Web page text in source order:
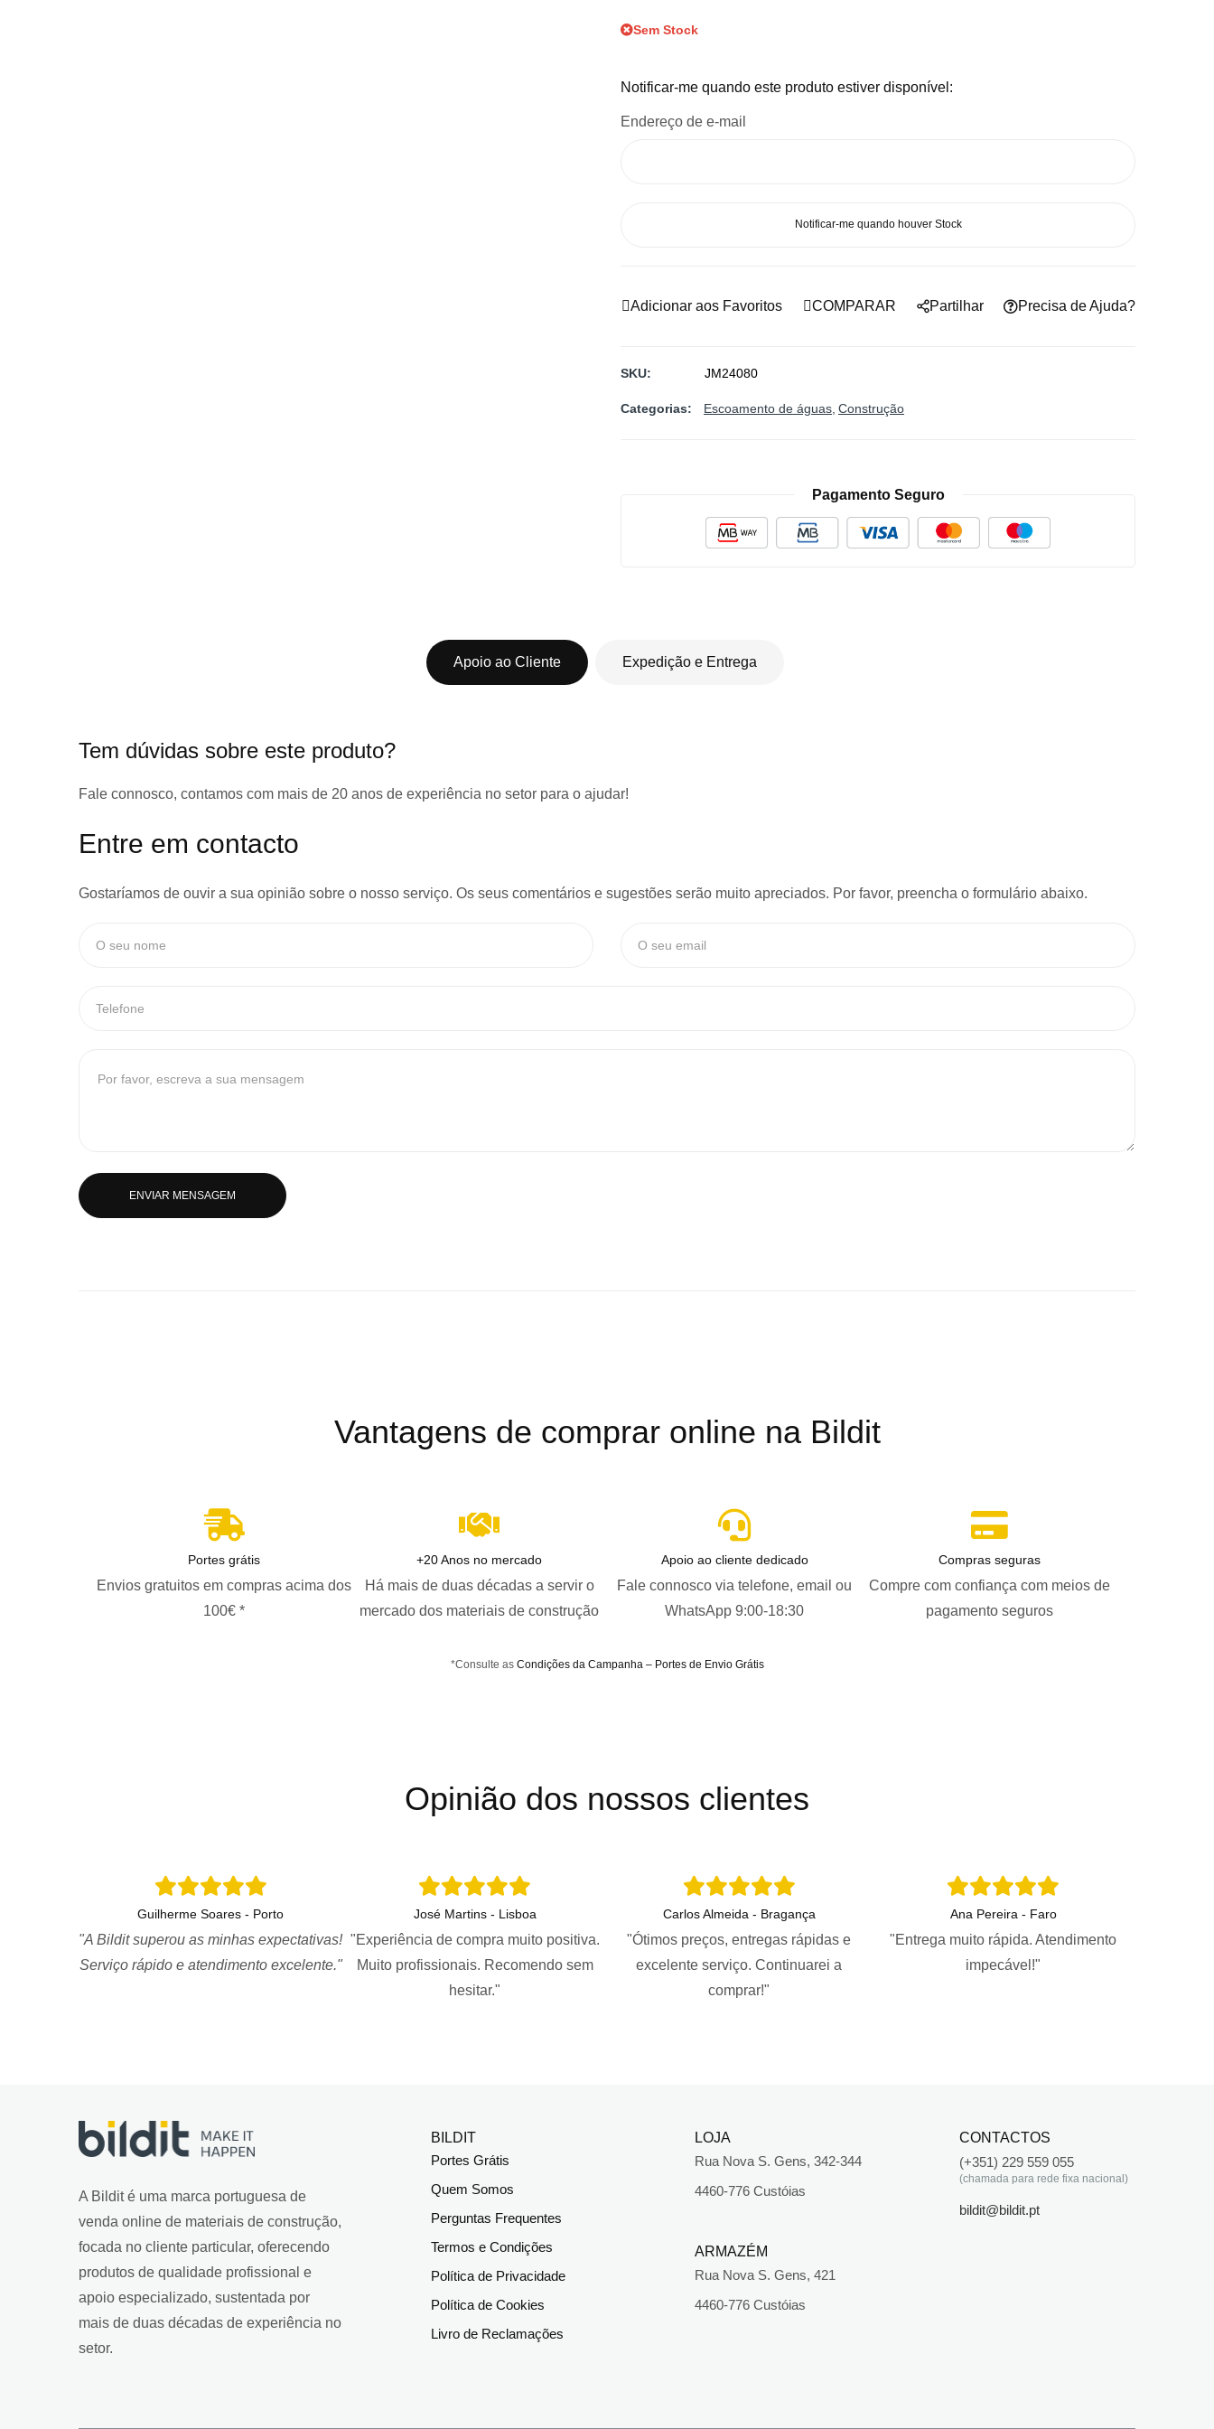
Sem Stock
Notificar-me quando este produto estiver disponível:
Endereço de e-mail
Notificar-me quando houver Stock
Adicionar aos Favoritos COMPARAR Precisa de Ajuda?
Partilhar
SKU JM24080
Categorias: Escoamento de águas Construção
Pagamento Seguro
Apoio ao Cliente
Tem dúvidas sobre este produto?
Fale connosco, contamos com mais de 20 anos de experiência no setor para o ajudar!
Entre em contacto
Gostaríamos de ouvir a sua opinião sobre o nosso serviço. Os seus comentários e sugestões serão muito apreciados. Por favor, preencha o formulário abaixo.
ENVIAR MENSAGEM
Expedição e Entrega
Vantagens de comprar online na Bildit
Portes grátis
Envios gratuitos em compras acima dos
100€ *
+20 Anos no mercado
Há mais de duas décadas a servir o
mercado dos materiais de construção
Apoio ao cliente dedicado
Fale connosco via telefone, email ou
WhatsApp 9:00-18:30
Compras seguras
Compre com confiança com meios de
pagamento seguros
*Consulte as Condições da Campanha – Portes de Envio Grátis
Opinião dos nossos clientes
Guilherme Soares - Porto
"A Bildit superou as minhas expectativas!
Serviço rápido e atendimento excelente."
José Martins - Lisboa
"Experiência de compra muito positiva.
Muito profissionais. Recomendo sem
hesitar."
Carlos Almeida - Bragança
"Ótimos preços, entregas rápidas e
excelente serviço. Continuarei a
comprar!"
Ana Pereira - Faro
"Entrega muito rápida. Atendimento
impecável!"
A Bildit é uma marca portuguesa de
venda online de materiais de construção,
focada no cliente particular, oferecendo
produtos de qualidade profissional e
apoio especializado, sustentada por
mais de duas décadas de experiência no
setor.
BILDIT
Portes Grátis
Quem Somos
Perguntas Frequentes
Termos e Condições
Política de Privacidade
Política de Cookies
Livro de Reclamações
LOJA
Rua Nova S. Gens, 342-344
4460-776 Custóias
ARMAZÉM
Rua Nova S. Gens, 421
4460-776 Custóias
CONTACTOS
(+351) 229 559 055
(chamada para rede fixa nacional)
bildit@bildit.pt